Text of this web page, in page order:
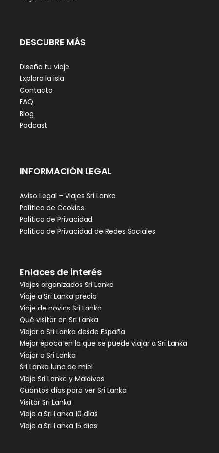
DESCUBRE MÁS
Diseña tu viaje
Explora la isla
Contacto
FAQ
Blog
Podcast
INFORMACIÓN LEGAL
Aviso Legal – Viajes Sri Lanka
Política de Cookies
Política de Privacidad
Política de Privacidad de Redes Sociales
Enlaces de interés
Viajes organizados Sri Lanka
Viaje a Sri Lanka precio
Viaje de novios Sri Lanka
Qué visitar en Sri Lanka
Viajar a Sri Lanka desde España
Mejor época en la que se puede viajar a Sri Lanka
Viajar a Sri Lanka
Sri Lanka luna de miel
Viaje Sri Lanka y Maldivas
Cuantos días para ver Sri Lanka
Visitar Sri Lanka
Viaje a Sri Lanka 10 días
Viaje a Sri Lanka 15 días